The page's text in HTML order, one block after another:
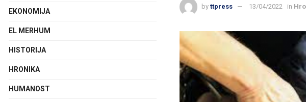
by ttpress 13/04/2022 in
EKONOMIJA
EL MERHUM
HISTORIJA
HRONIKA
HUMANOST